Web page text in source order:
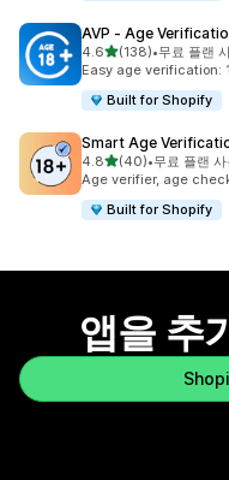
AVP ‑ Age
4.6별 5개 중
(138)
총 리뷰 138개
•무료 플랜
Easy age verification:
Built for Shopify
Smart Age
4.8별 5개 중
(40)
총 리뷰 40개
•무료 플랜
Age verifier, age
Built for Shopify
앱을 추